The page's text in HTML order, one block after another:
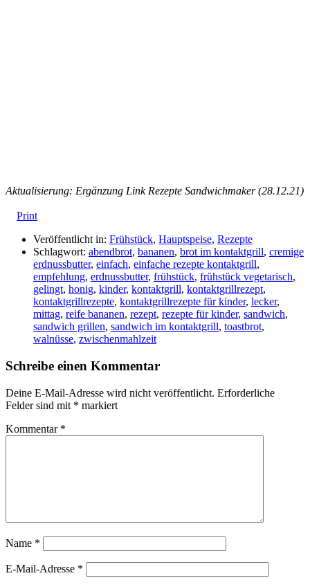
Aktualisierung: Ergänzung Link Rezepte Sandwichmaker (28.12.21)
Print
Veröffentlicht in: Frühstück, Hauptspeise, Rezepte
Schlagwort: abendbrot, bananen, brot im kontaktgrill, cremige
erdnussbutter, einfach, einfache rezepte kontaktgrill,
empfehlung, erdnussbutter, frühstück, frühstück vegetarisch,
gelingt, honig, kinder, kontaktgrill, kontaktgrillrezept,
kontaktgrillrezepte, kontaktgrillrezepte für kinder, lecker,
mittag, reife bananen, rezept, rezepte für kinder, sandwich,
sandwich grillen, sandwich im kontaktgrill, toastbrot,
walnüsse, zwischenmahlzeit
Schreibe einen Kommentar
Deine E-Mail-Adresse wird nicht veröffentlicht. Erforderliche
Felder sind mit * markiert
Kommentar *
Name *
E-Mail-Adresse *